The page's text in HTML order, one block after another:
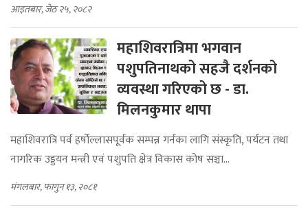
आइतबार, जेठ २५, २०८२
महाशिवरात्रिमा भगवान
पशुपतिनाथको सहजै दर्शनको
व्यवस्था गरिएको छ - डा.
मिलनकुमार थापा
महाशिवरात्रि पर्व हर्षोल्लासपूर्वक सम्पन्न गर्नका लागि संस्कृति, पर्यटन तथा
नागरिक उड्डयन मन्त्री एवं पशुपति क्षेत्र विकास कोष सञ्चा...
मंगलबार, फागुन १३, २०८१